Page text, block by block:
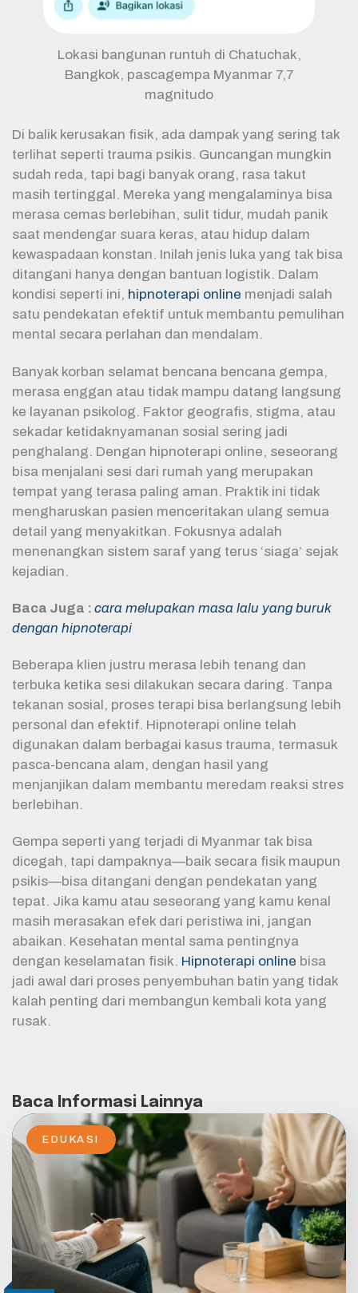
Lokasi bangunan runtuh di Chatuchak,
Bangkok, pascagempa Myanmar 7,7
magnitudo
Di balik kerusakan fisik, ada dampak yang sering tak
terlihat seperti trauma psikis. Guncangan mungkin
sudah reda, tapi bagi banyak orang, rasa takut
masih tertinggal. Mereka yang mengalaminya bisa
merasa cemas berlebihan, sulit tidur, mudah panik
saat mendengar suara keras, atau hidup dalam
kewaspadaan konstan. Inilah jenis luka yang tak bisa
ditangani hanya dengan bantuan logistik. Dalam
kondisi seperti ini, hipnoterapi online menjadi salah
satu pendekatan efektif untuk membantu pemulihan
mental secara perlahan dan mendalam.
Banyak korban selamat bencana bencana gempa,
merasa enggan atau tidak mampu datang langsung
ke layanan psikolog. Faktor geografis, stigma, atau
sekadar ketidaknyamanan sosial sering jadi
penghalang. Dengan hipnoterapi online, seseorang
bisa menjalani sesi dari rumah yang merupakan
tempat yang terasa paling aman. Praktik ini tidak
mengharuskan pasien menceritakan ulang semua
detail yang menyakitkan. Fokusnya adalah
menenangkan sistem saraf yang terus ‘siaga’ sejak
kejadian.
Baca Juga : cara melupakan masa lalu yang buruk
dengan hipnoterapi
Beberapa klien justru merasa lebih tenang dan
terbuka ketika sesi dilakukan secara daring. Tanpa
tekanan sosial, proses terapi bisa berlangsung lebih
personal dan efektif. Hipnoterapi online telah
digunakan dalam berbagai kasus trauma, termasuk
pasca-bencana alam, dengan hasil yang
menjanjikan dalam membantu meredam reaksi stres
berlebihan.
Gempa seperti yang terjadi di Myanmar tak bisa
dicegah, tapi dampaknya—baik secara fisik maupun
psikis—bisa ditangani dengan pendekatan yang
tepat. Jika kamu atau seseorang yang kamu kenal
masih merasakan efek dari peristiwa ini, jangan
abaikan. Kesehatan mental sama pentingnya
dengan keselamatan fisik. Hipnoterapi online bisa
jadi awal dari proses penyembuhan batin yang tidak
kalah penting dari membangun kembali kota yang
rusak.
Baca Informasi Lainnya
EDUKASI